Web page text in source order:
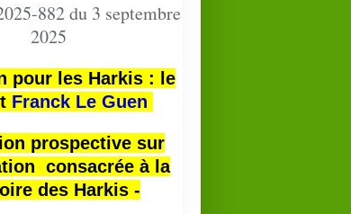
882 du 3 septembre
2025
pour les Harkis : le
Franck Le Guen
prospective sur
consacrée à la
des Harkis -